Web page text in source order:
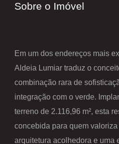
Sobre o Imóvel
Em um dos endereços mais
Aldeia Lumiar traduz o
combinação rara de
integração com o verde.
terreno de 2.116,96 m², esta
concebida para quem
arquitetura acolhedora e uma